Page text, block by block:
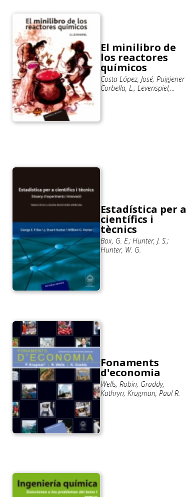
El minilibro de
los reactores
químicos
Costa López, José; Puigjener
Corbella, L.; Levenspiel,
Estadística per a
científics i
tècnics
Box, G. E.; Hunter, J. S.;
Hunter, W. G.
Fonaments
d'economia
Wells, Robin; Graddy,
Kathryn; Krugman, Paul R.